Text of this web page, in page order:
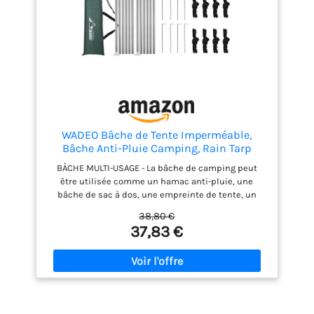
rectangulaire rendent la tente plus solide, stable et
résistante au vent, idéale pour le camping en plein
air, la randonnée et la pêche par tous les temps.
Garantie d'un an : la tente de camping UNP offre une
garantie de qualité inconditionnelle d'un an pour
contacter et nous vous apporterons une solution
satisfaisante dans les 12 heures.
WADEO Bâche de Tente Imperméable,
Bâche Anti-Pluie Camping, Rain Tarp
BÀCHE MULTI-USAGE - La bâche de camping peut
être utilisée comme un hamac anti-pluie, une
bâche de sac à dos, une empreinte de tente, un
nique, une couverture de plage, un tapis de
camping résistant à l'humidité, une bâche
d'ombrage pour la plage. et parc, couverture de
tente, etc. IMPERMÉABLE À L'EAU, PROTECTION
SOLAIRE - Le tissu anti-pluie du hamac est composé
38,80 €
37,83 €